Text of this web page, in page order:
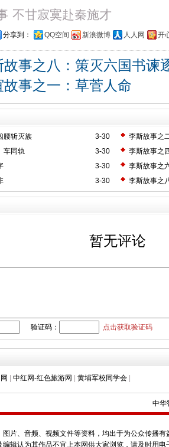
不甘寂寞赴秦施才
分享到： QQ空间 新浪微博 人人网 开
故事之八：策灭六国书谏
故事之一：草菅人命
3-30
腰斩灭族
李斯故事之
3-30
车同轨
李斯故事之
3-30
李斯故事之
3-30
李斯故事之
暂无评论
验证码： 点击获取验证码
| 中红网-红色旅游网 | 黄埔军校同学会 |
中华
片、音频、视频文件等资料，均出于为公众传播
辑认为其作品不宜上本网供大家浏览，请及时用